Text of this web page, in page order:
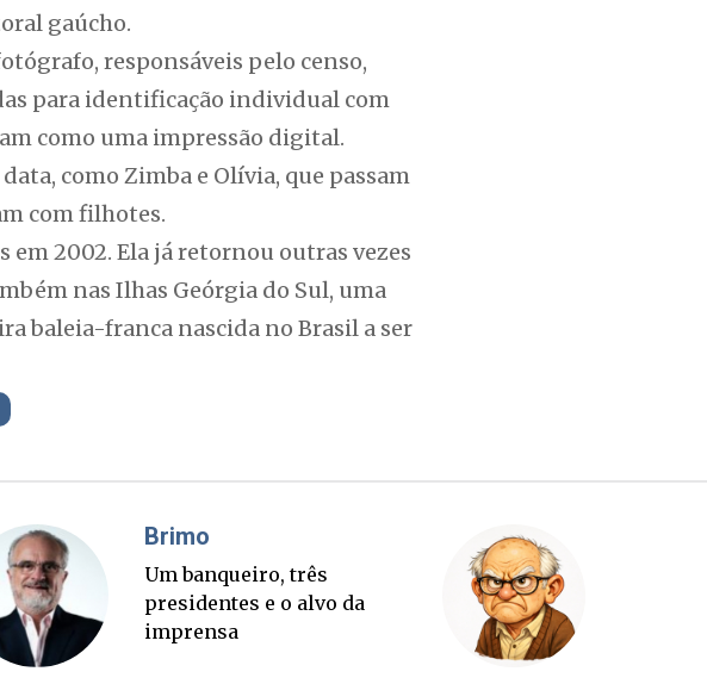
gaúcho.
responsáveis pelo censo,
para identificação individual com
como uma impressão digital.
como Zimba e Olívia, que passam
com filhotes.
em 2002. Ela já retornou outras vezes
nas Ilhas Geórgia do Sul, uma
baleia-franca nascida no Brasil a ser
Cláudio Prisco Paraíso
Sorte lançada e tabuleiro
sucessório completo para
outubro